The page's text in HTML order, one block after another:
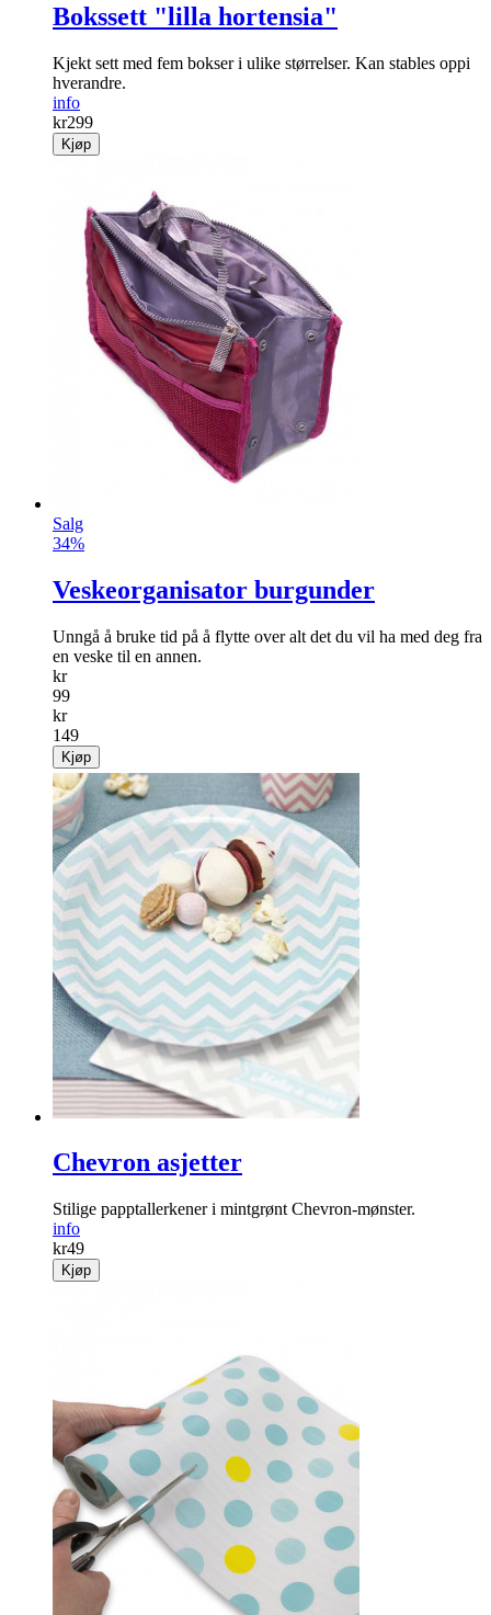
Bokssett "lilla hortensia"
Kjekt sett med fem bokser i ulike størrelser. Kan stables oppi
hverandre.
info
kr299
Kjøp
Salg
34%
Veskeorganisator burgunder
Unngå å bruke tid på å flytte over alt det du vil ha med deg fra
en veske til en annen.
kr
99
kr
149
Kjøp
Chevron asjetter
Stilige papptallerkener i mintgrønt Chevron-mønster.
info
kr49
Kjøp